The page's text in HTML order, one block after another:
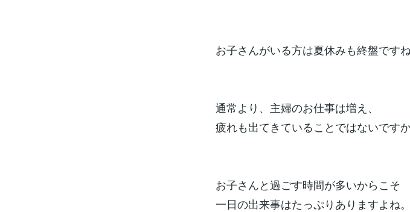
お子さんがいる方は夏休みも終盤ですね
通常より、主婦のお仕事は増え、
疲れも出てきていることではないです
お子さんと過ごす時間が多いからこそ
一日の出来事はたっぷりありますよね。